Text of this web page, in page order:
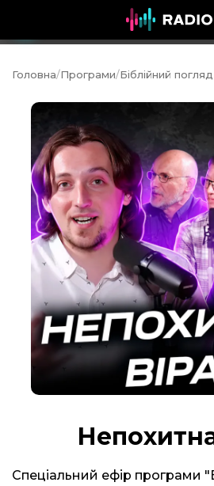
Ефір
Головна/Програми/Біблійний погляд
Спеціальний ефір програми